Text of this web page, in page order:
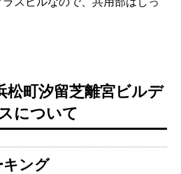
町汐留芝離宮ビルデ
について
キング